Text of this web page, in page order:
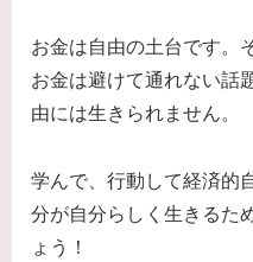
お金は自由の土台です。
お金は避けて通れない話
由には生きられません。
学んで、行動して経済的
分が自分らしく生きるた
ょう！